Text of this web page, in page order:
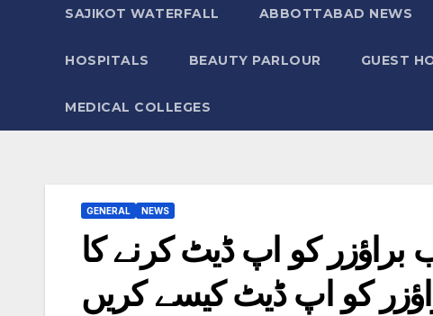
SAJIKOT WATERFALL ABBOTTABAD NEWS
HOSPITALS BEAUTY PARLOUR GUEST
MEDICAL COLLEGES
GENERAL NEWS
کو اپ ڈیٹ کرنے کا
کو اپ ڈیٹ کیسے کریں